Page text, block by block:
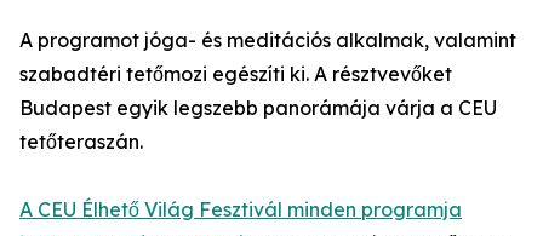
A programot jóga- és meditációs alkalmak, valamint
szabadtéri tetőmozi egészíti ki. A résztvevőket
Budapest egyik legszebb panorámája várja a CEU
tetőteraszán.
A CEU Élhető Világ Fesztivál minden programja